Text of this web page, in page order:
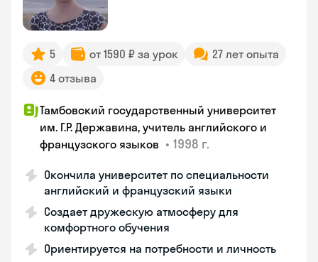
5 от 1590 ₽ за урок
27 лет опыта
4 отзыва
Тамбовский государственный университет
им. Г.Р. Державина, учитель английского и
французского языков • 1998 г.
Окончила университет по специальности
английский и французский языки
Создает дружескую атмосферу для
комфортного обучения
Ориентируется на потребности и личность